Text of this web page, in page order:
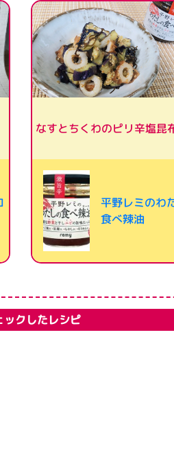
なすとちくわのピリ辛塩昆
平野レミのわ
食べ辣油
ックしたレシピ